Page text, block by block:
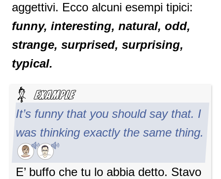
aggettivi. Ecco alcuni esempi tipici:
funny, interesting, natural, odd,
strange, surprised, surprising,
typical.
It’s funny that you should say that. I
was thinking exactly the same thing.
E’ buffo che tu lo abbia detto. Stavo